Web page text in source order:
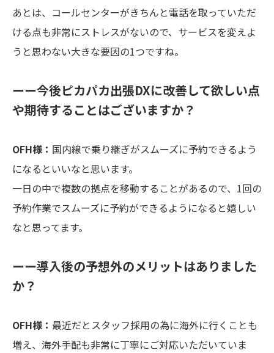
あとは、コールセンターがきちんと電話を取っていただ
ける点も非常にストレスがないので、サービスを変えよ
うと思わない大きな要因の1つですね。
ーー今後ピカパカ出張DXに改善して欲しい点
や期待することはございますか？
OFH様： 国内線で乗り継ぎがスムーズに予約できるよう
になるといいなと思います。
一日の中で複数の拠点を移動することがあるので、1回の
予約作業でスムーズに予約ができるようになると嬉しい
なと思ってます。
ーー導入後の予想外のメリットはありました
か？
OFH様： 最近だとスタッフ採用の為に海外に行くことも
増え、海外手配も非常に丁寧にご対応いただいていま